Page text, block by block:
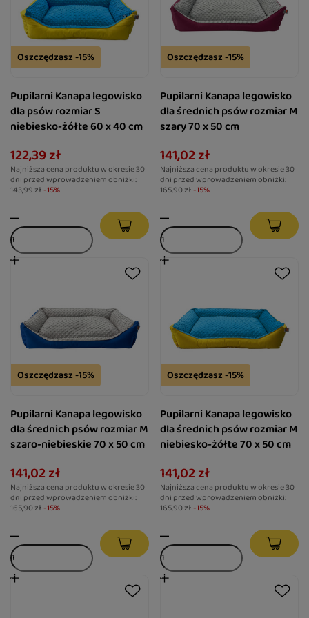
Oszczędzasz -15%
Pupilarni Kanapa legowisko
dla psów rozmiar S
niebiesko-żółte 60 x 40 cm
122,39 zł
Najniższa cena produktu w okresie 30
dni przed wprowadzeniem obniżki:
143,99 zł -15%
Oszczędzasz -15%
Pupilarni Kanapa legowisko
dla średnich psów rozmiar M
szary 70 x 50 cm
141,02 zł
Najniższa cena produktu w okresie 30
dni przed wprowadzeniem obniżki:
165,90 zł -15%
Oszczędzasz -15%
Pupilarni Kanapa legowisko
dla średnich psów rozmiar M
szaro-niebieskie 70 x 50 cm
141,02 zł
Najniższa cena produktu w okresie 30
dni przed wprowadzeniem obniżki:
165,90 zł -15%
Oszczędzasz -15%
Pupilarni Kanapa legowisko
dla średnich psów rozmiar M
niebiesko-żółte 70 x 50 cm
141,02 zł
Najniższa cena produktu w okresie 30
dni przed wprowadzeniem obniżki:
165,90 zł -15%